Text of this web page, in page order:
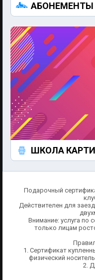
АБОНЕМЕНТЫ
ШКОЛА
Подарочный
Действителен для
Внимание: услуга по
только лицам
1. Сертификат
физический
2.